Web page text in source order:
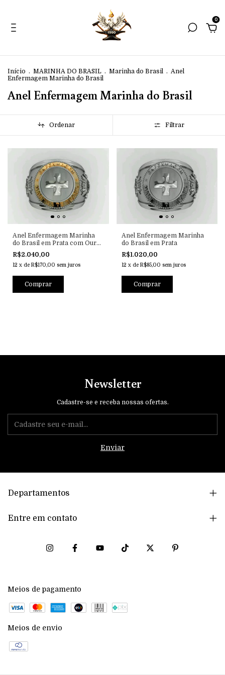
0
Início . MARINHA DO BRASIL . Marinha do Brasil . Anel
Enfermagem Marinha do Brasil
Anel Enfermagem Marinha do Brasil
Ordenar Filtrar
Anel Enfermagem Marinha
do Brasil em Prata com Ouro
18k
R$2.040,00
12 x de R$170,00 sem juros
Anel Enfermagem Marinha
do Brasil em Prata
R$1.020,00
12 x de R$85,00 sem juros
Newsletter
Cadastre-se e receba nossas ofertas.
Departamentos
Entre em contato
Meios de pagamento
Meios de envio